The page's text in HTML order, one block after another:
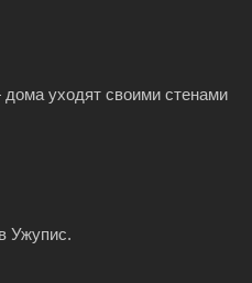
уходят своими стенами
Ужупис.